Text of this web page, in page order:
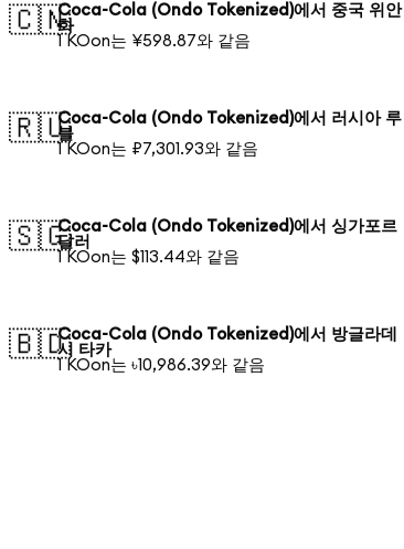
🇨🇳Coca-Cola (Ondo Tokenized)에서 중국 위안
화
1 KOon는 ¥598.87와 같음
🇷🇺Coca-Cola (Ondo Tokenized)에서 러시아 루
블
1 KOon는 ₽7,301.93와 같음
🇸🇬Coca-Cola (Ondo Tokenized)에서 싱가포르
달러
1 KOon는 $113.44와 같음
🇧🇩Coca-Cola (Ondo Tokenized)에서 방글라데
시 타카
1 KOon는 ৳10,986.39와 같음